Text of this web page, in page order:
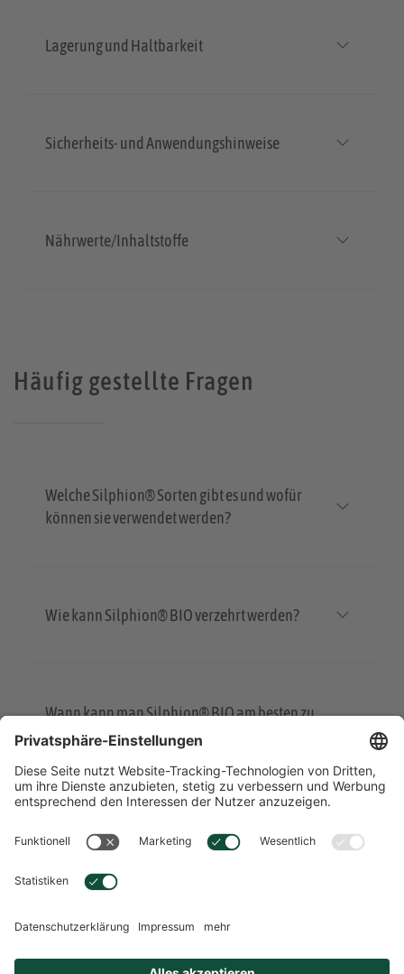
Lagerung und Haltbarkeit
Sicherheits- und Anwendungshinweise
Nährwerte/Inhaltstoffe
Häufig gestellte Fragen
Welche Silphion® Sorten gibt es und wofür
können sie verwendet werden?
Wie kann Silphion® BIO verzehrt werden?
Wann kann man Silphion® BIO am besten zu
sich nehmen?